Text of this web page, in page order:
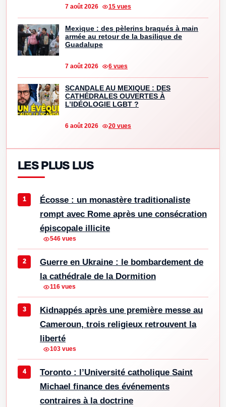
7 août 2026 15 vues
Mexique : des pèlerins braqués à main
armée au retour de la basilique de
Guadalupe
7 août 2026 6 vues
SCANDALE AU MEXIQUE : DES
CATHÉDRALES OUVERTES À
L’IDÉOLOGIE LGBT ?
6 août 2026 20 vues
LES PLUS LUS
Écosse : un monastère traditionaliste
rompt avec Rome après une consécration
épiscopale illicite
546 vues
Guerre en Ukraine : le bombardement de
la cathédrale de la Dormition
116 vues
Kidnappés après une première messe au
Cameroun, trois religieux retrouvent la
liberté
103 vues
Toronto : l’Université catholique Saint
Michael finance des événements
contraires à la doctrine